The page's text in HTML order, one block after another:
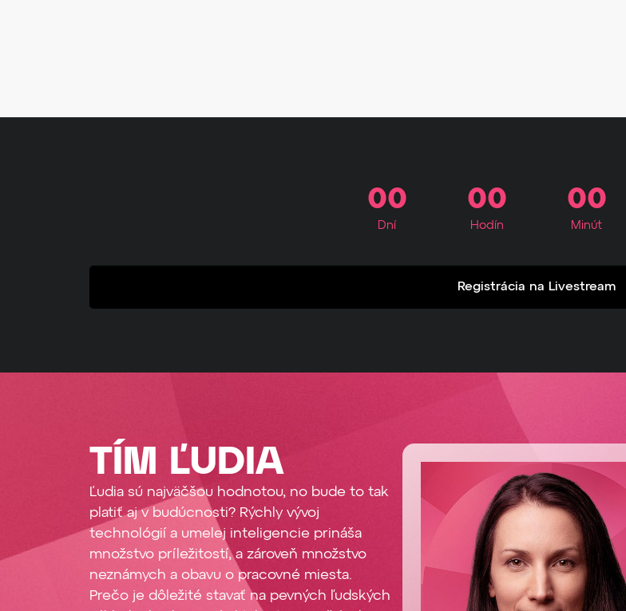
00
Dní
00
Hodín
00
Minút
Registrácia na Livestream
TÍM ĽUDIA
Ľudia sú najväčšou hodnotou, no bude to tak
platiť aj v budúcnosti? Rýchly vývoj
technológií a umelej inteligencie prináša
množstvo príležitostí, a zároveň množstvo
neznámych a obavu o pracovné miesta.
Prečo je dôležité stavať na pevných ľudských